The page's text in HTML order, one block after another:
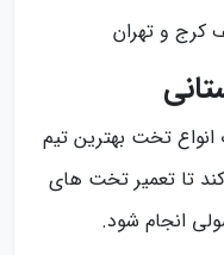
و تهران
انواع تخت بهترین تیم
تا تعمیر تخت های
انجام شود.